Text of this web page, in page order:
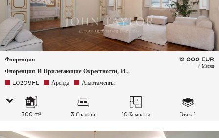
Флоренция
Флоренция И Прилегающие Окрестности, Италия
12 000 EUR
/ Месяц
L0209FL Аренда Апартаменты
300 m² 3 Спальни 10 Комнаты Этаж 1